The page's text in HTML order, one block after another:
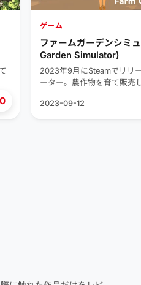
ゲーム
ファームガーデンシミ
Garden Simulator)
2023年9月にSteamでリリ
ーター。農作物を育て販売
2023-09-12